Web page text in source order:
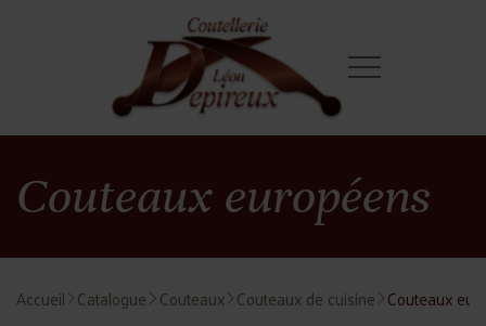
Couteaux européens
Accueil Catalogue Couteaux Couteaux de cuisine Couteaux